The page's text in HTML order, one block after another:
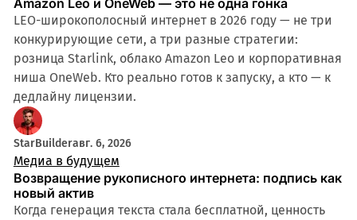
LEO-широкополосный интернет в 2026 году — не три
конкурирующие сети, а три разные стратегии:
розница Starlink, облако Amazon Leo и корпоративная
ниша OneWeb. Кто реально готов к запуску, а кто — к
дедлайну лицензии.
StarBuilderавг. 6, 2026
Медиа в будущем
Возвращение рукописного интернета: подпись как
новый актив
Когда генерация текста стала бесплатной, ценность